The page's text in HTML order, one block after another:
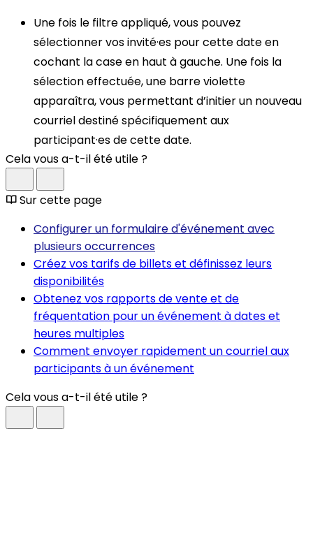
Une fois le filtre appliqué, vous pouvez
sélectionner vos invité·es pour cette date en
cochant la case en haut à gauche. Une fois la
sélection effectuée, une barre violette
apparaîtra, vous permettant d’initier un nouveau
courriel destiné spécifiquement aux
participant·es de cette date.
Cela vous a-t-il été utile ?
Sur cette page
Configurer un formulaire d'événement avec
plusieurs occurrences
Créez vos tarifs de billets et définissez leurs
disponibilités
Obtenez vos rapports de vente et de
fréquentation pour un événement à dates et
heures multiples
Comment envoyer rapidement un courriel aux
participants à un événement
Cela vous a-t-il été utile ?